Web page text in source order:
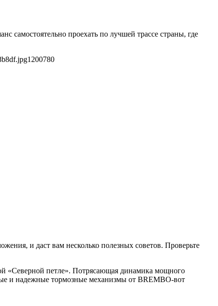
самостоятельно проехать по лучшей трассе страны, где
1200780
и даст вам несколько полезных советов. Проверьте
«Северной петле». Потрясающая динамика мощного
и надежные тормозные механизмы от BREMBO-вот